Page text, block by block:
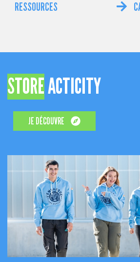
RESSOURCES
STOREACTICITY
JE DÉCOUVRE